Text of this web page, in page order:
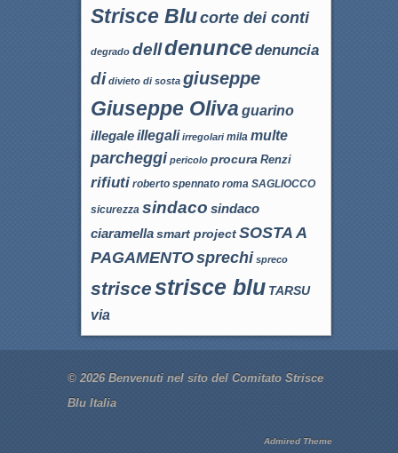
Strisce Blucorte dei conti
degrado delldenuncedenuncia
di divieto di sosta giuseppe
Giuseppe Oliva guarino
illegaleillegali irregolari mila multe
parcheggi pericolo procura Renzi
rifiuti roberto spennato roma SAGLIOCCO
sicurezza sindaco sindaco
ciaramellasmart projectSOSTA A
PAGAMENTOsprechi spreco
striscestrisce blu TARSU
via
© 2026 Benvenuti nel sito del Comitato Strisce
Blu Italia
Admired Theme